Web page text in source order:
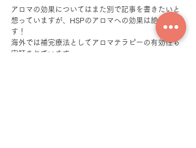
アロマの効果についてはまた別で記事を書きたいと
想っていますが、HSPのアロマへの効果は絶大で
す！
海外では補完療法としてアロマテラピーの有効性も
実証されています。